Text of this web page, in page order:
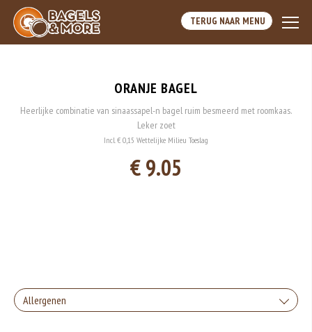
TERUG NAAR MENU
ORANJE BAGEL
Heerlijke combinatie van sinaassapel-n bagel ruim besmeerd met roomkaas.
Leker zoet
Incl. € 0,15 Wettelijke Milieu Toeslag
€ 9.05
Allergenen